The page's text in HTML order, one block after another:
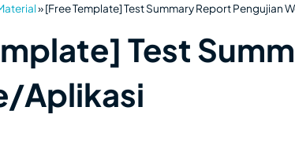
»[Free Template] Test Summary Report Pengujian
Test
Aplikasi